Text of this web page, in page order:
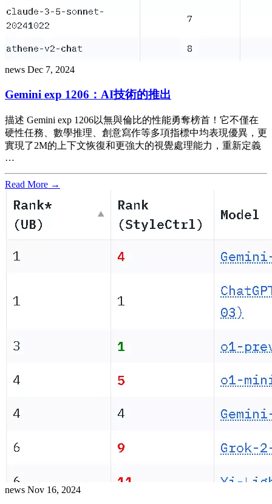
news Dec 7, 2024
Gemini exp 1206：AI技術的推出
描述 Gemini exp 1206以無與倫比的性能勇奪榜首！它不僅在
硬性任務、數學推理、創意寫作等多項指標中均表現優異，更
實現了2M的上下文恢復和更強大的視覺處理能力，重新定義
…
Read More →
news Nov 16, 2024